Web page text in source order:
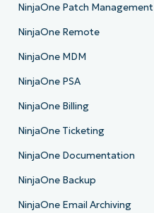
NinjaOne Patch Management
NinjaOne Remote
NinjaOne MDM
NinjaOne PSA
NinjaOne Billing
NinjaOne Ticketing
NinjaOne Documentation
NinjaOne Backup
NinjaOne Email Archiving